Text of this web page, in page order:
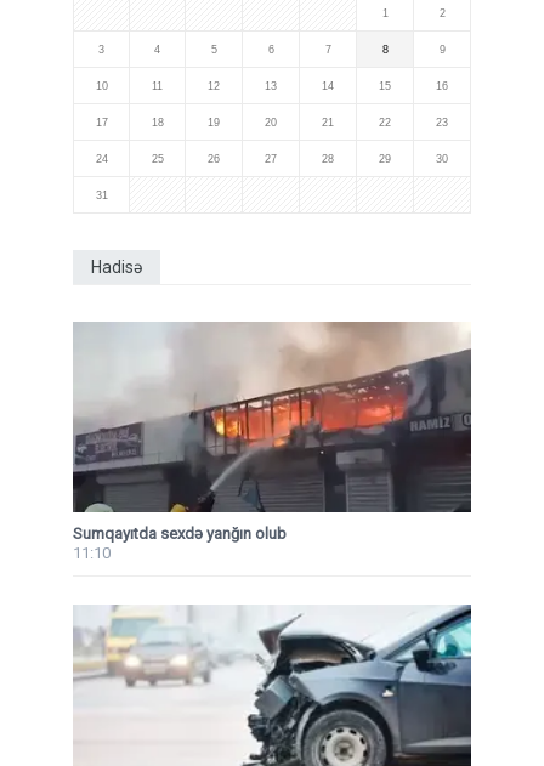
1 2
3 4 5 6 7 8 9
10 11 12 13 14 15 16
17 18 19 20 21 22 23
24 25 26 27 28 29 30
31
Hadisə
Sumqayıtda sexdə yanğın olub
11:10